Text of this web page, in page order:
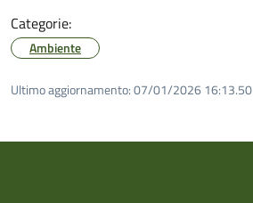
Categorie:
Ambiente
Ultimo aggiornamento:07/01/2026 16:13.50